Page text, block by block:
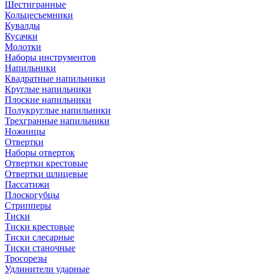
Шестигранные
Кольцесъемники
Кувалды
Кусачки
Молотки
Наборы инструментов
Напильники
Квадратные напильники
Круглые напильники
Плоские напильники
Полукруглые напильники
Трехгранные напильники
Ножницы
Отвертки
Наборы отверток
Отвертки крестовые
Отвертки шлицевые
Пассатижи
Плоскогубцы
Стрипперы
Тиски
Тиски крестовые
Тиски слесарные
Тиски станочные
Тросорезы
Удлинители ударные